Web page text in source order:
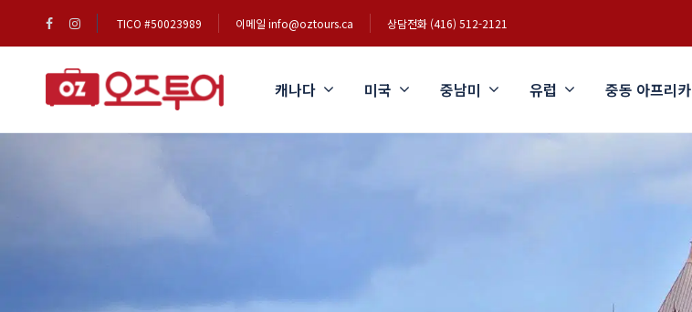
TICO #50023989 이메일 info@oztours.ca 상담전화 (416) 512-2121
캐나다 미국 중남미 유럽 중동 아프리카